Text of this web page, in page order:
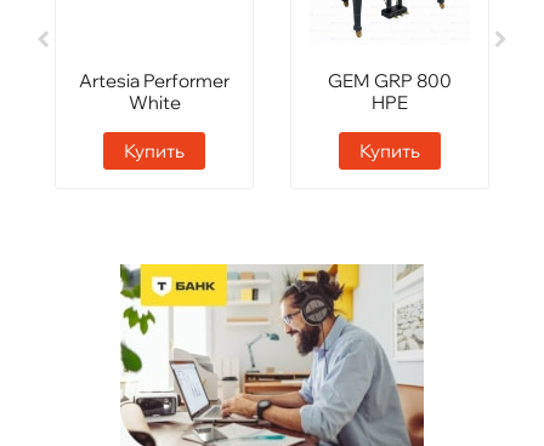
Artesia Performer
White
Купить
GEM GRP 800
HPE
Купить